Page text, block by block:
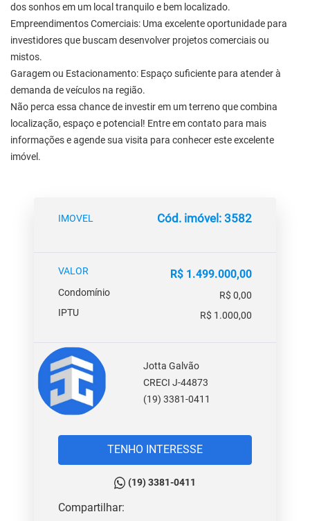
dos sonhos em um local tranquilo e bem localizado.
Empreendimentos Comerciais: Uma excelente oportunidade para
investidores que buscam desenvolver projetos comerciais ou
mistos.
Garagem ou Estacionamento: Espaço suficiente para atender à
demanda de veículos na região.
Não perca essa chance de investir em um terreno que combina
localização, espaço e potencial! Entre em contato para mais
informações e agende sua visita para conhecer este excelente
imóvel.
IMOVEL Cód. imóvel: 3582
VALOR R$ 1.499.000,00
Condomínio
R$ 0,00
IPTU
R$ 1.000,00
Jotta Galvão
CRECI J-44873
(19) 3381-0411
TENHO INTERESSE
(19) 3381-0411
Compartilhar: